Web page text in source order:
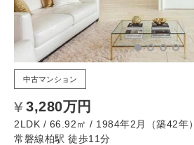
中古マンション
3,280万円
2LDK / 66.92㎡ / 1984年2月（築42年）
常磐線柏駅 徒歩11分